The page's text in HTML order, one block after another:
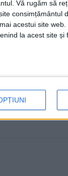
Vă rugăm să
consimțământul
acestui site
la acest site